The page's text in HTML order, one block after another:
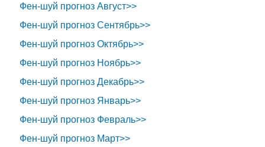
Фен-шуй прогноз Август>>
Фен-шуй прогноз Сентябрь>>
Фен-шуй прогноз Октябрь>>
Фен-шуй прогноз Ноябрь>>
Фен-шуй прогноз Декабрь>>
Фен-шуй прогноз Январь>>
Фен-шуй прогноз Февраль>>
Фен-шуй прогноз Март>>